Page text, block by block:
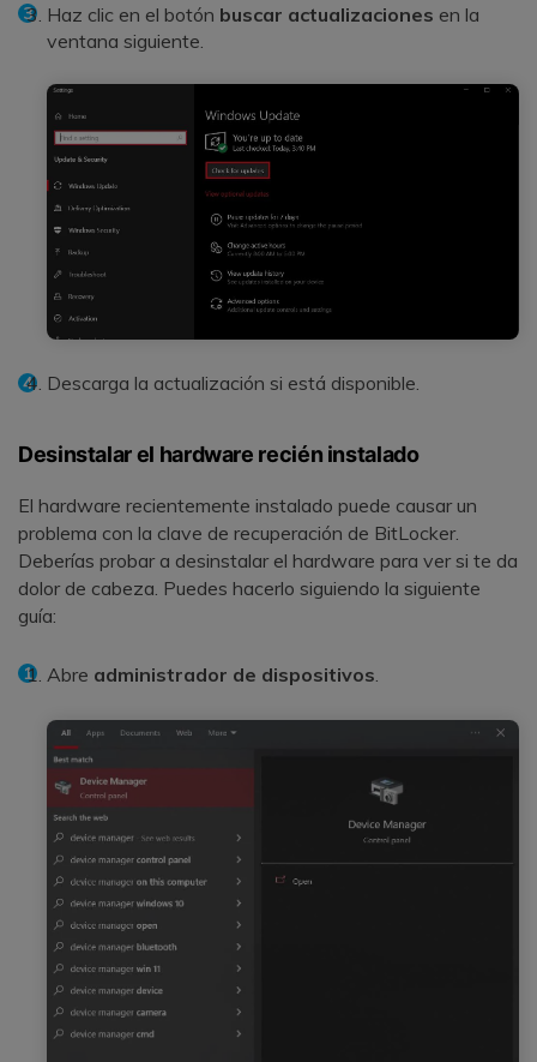
Haz clic en el botón buscar actualizaciones en la
ventana siguiente.
Descarga la actualización si está disponible.
Desinstalar el hardware recién instalado
El hardware recientemente instalado puede causar un
problema con la clave de recuperación de BitLocker.
Deberías probar a desinstalar el hardware para ver si te da
dolor de cabeza. Puedes hacerlo siguiendo la siguiente
guía:
Abre administrador de dispositivos.